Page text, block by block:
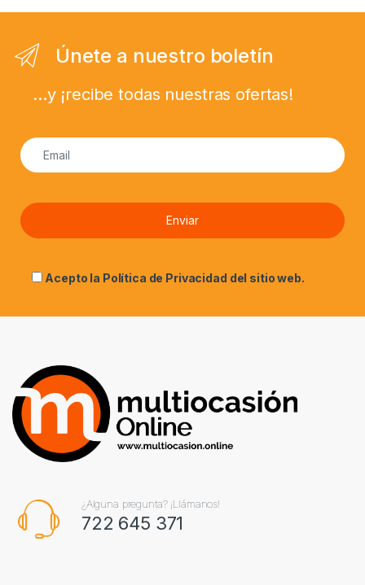
Únete a nuestro boletín
...y ¡recibe todas nuestras ofertas!
Acepto la Política de Privacidad del sitio web.
¿Alguna pregunta? ¡Llámanos!
722 645 371